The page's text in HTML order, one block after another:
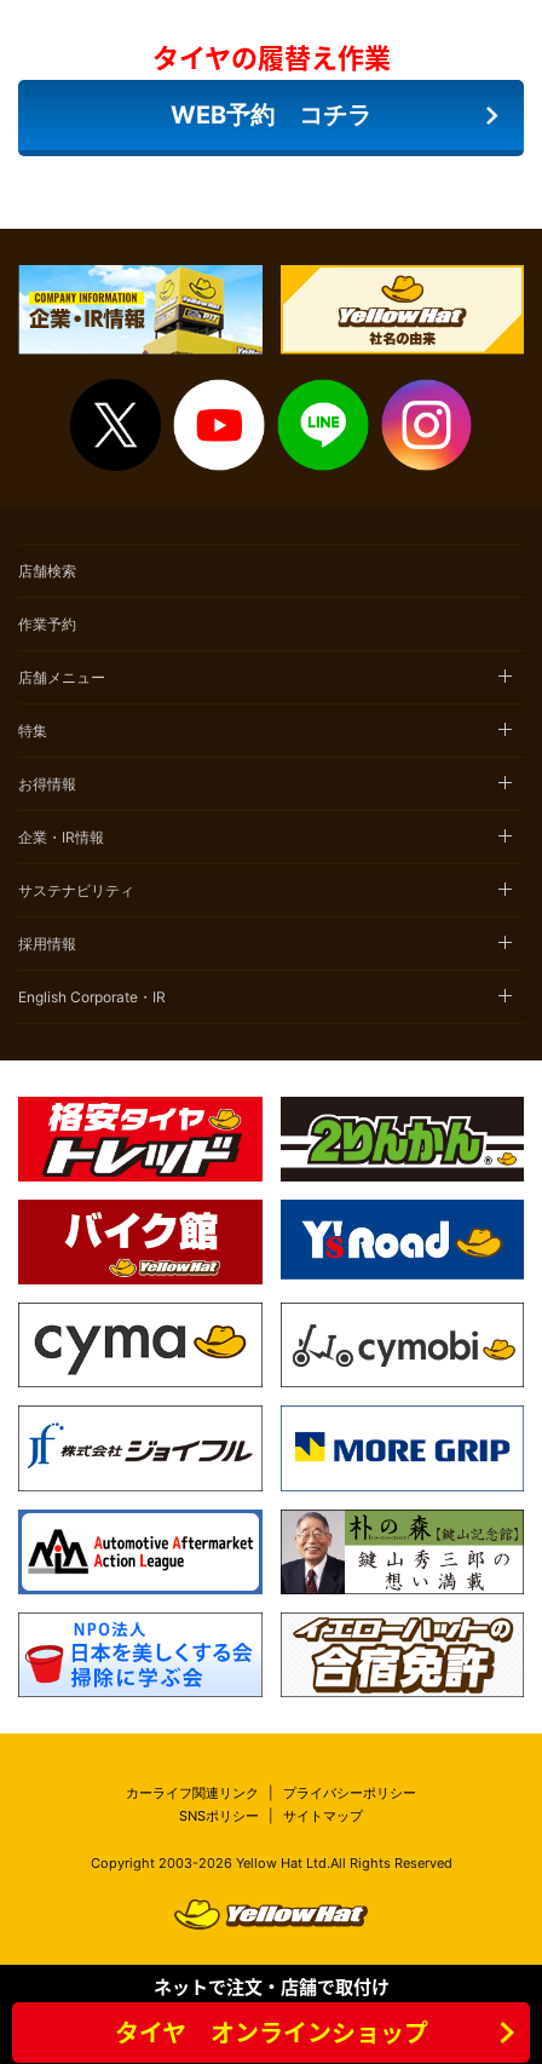
タイヤの履替え作業
WEB予約 コチラ
店舗検索
作業予約
店舗メニュー
特集
お得情報
企業・IR情報
サステナビリティ
採用情報
English Corporate・IR
カーライフ関連リンク
プライバシーポリシー
SNSポリシー
サイトマップ
Copyright 2003-2026Yellow Hat Ltd.All Rights Reserved
ネットで注文・店舗で取付け
タイヤ オンラインショップ